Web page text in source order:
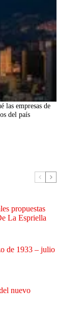
las empresas de
del país
propuestas
La Espriella
de 1933 – julio
nuevo